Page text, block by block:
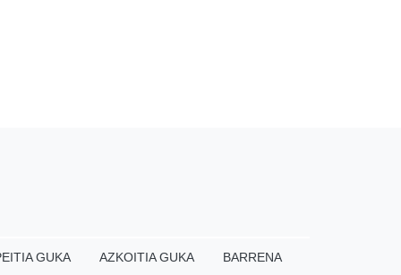
GUKA AZKOITIA GUKA
BARRENA